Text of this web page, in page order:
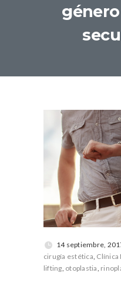
14 septiembre,
cirugía estética, Clínica
lifting, otoplastia,